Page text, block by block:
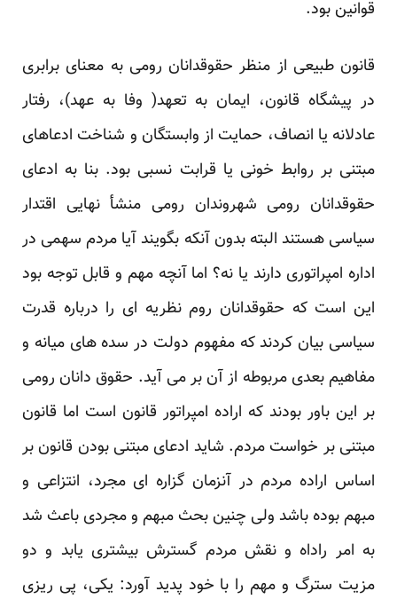
قوانین بود.
قانون طبیعی از منظر حقوقدانان رومی به معنای برابری
در پیشگاه قانون، ایمان به تعهد( وفا به عهد)، رفتار
عادلانه یا انصاف، حمایت از وابستگان و شناخت ادعاهای
مبتنی بر روابط خونی یا قرابت نسبی بود. بنا به ادعای
حقوقدانان رومی شهروندان رومی منشأ نهایی اقتدار
سیاسی هستند البته بدون آنکه بگویند آیا مردم سهمی در
اداره امپراتوری دارند یا نه؟ اما آنچه مهم و قابل توجه بود
این است که حقوقدانان روم نظریه ای را درباره قدرت
سیاسی بیان کردند که مفهوم دولت در سده های میانه و
مفاهیم بعدی مربوطه از آن بر می آید. حقوق دانان رومی
بر این باور بودند که اراده امپراتور قانون است اما قانون
مبتنی بر خواست مردم. شاید ادعای مبتنی بودن قانون بر
اساس اراده مردم در آنزمان گزاره ای مجرد، انتزاعی و
مبهم بوده باشد ولی چنین بحث مبهم و مجردی باعث شد
به امر راداه و نقش مردم گسترش بیشتری یابد و دو
مزیت سترگ و مهم را با خود پدید آورد: یکی، پی ریزی